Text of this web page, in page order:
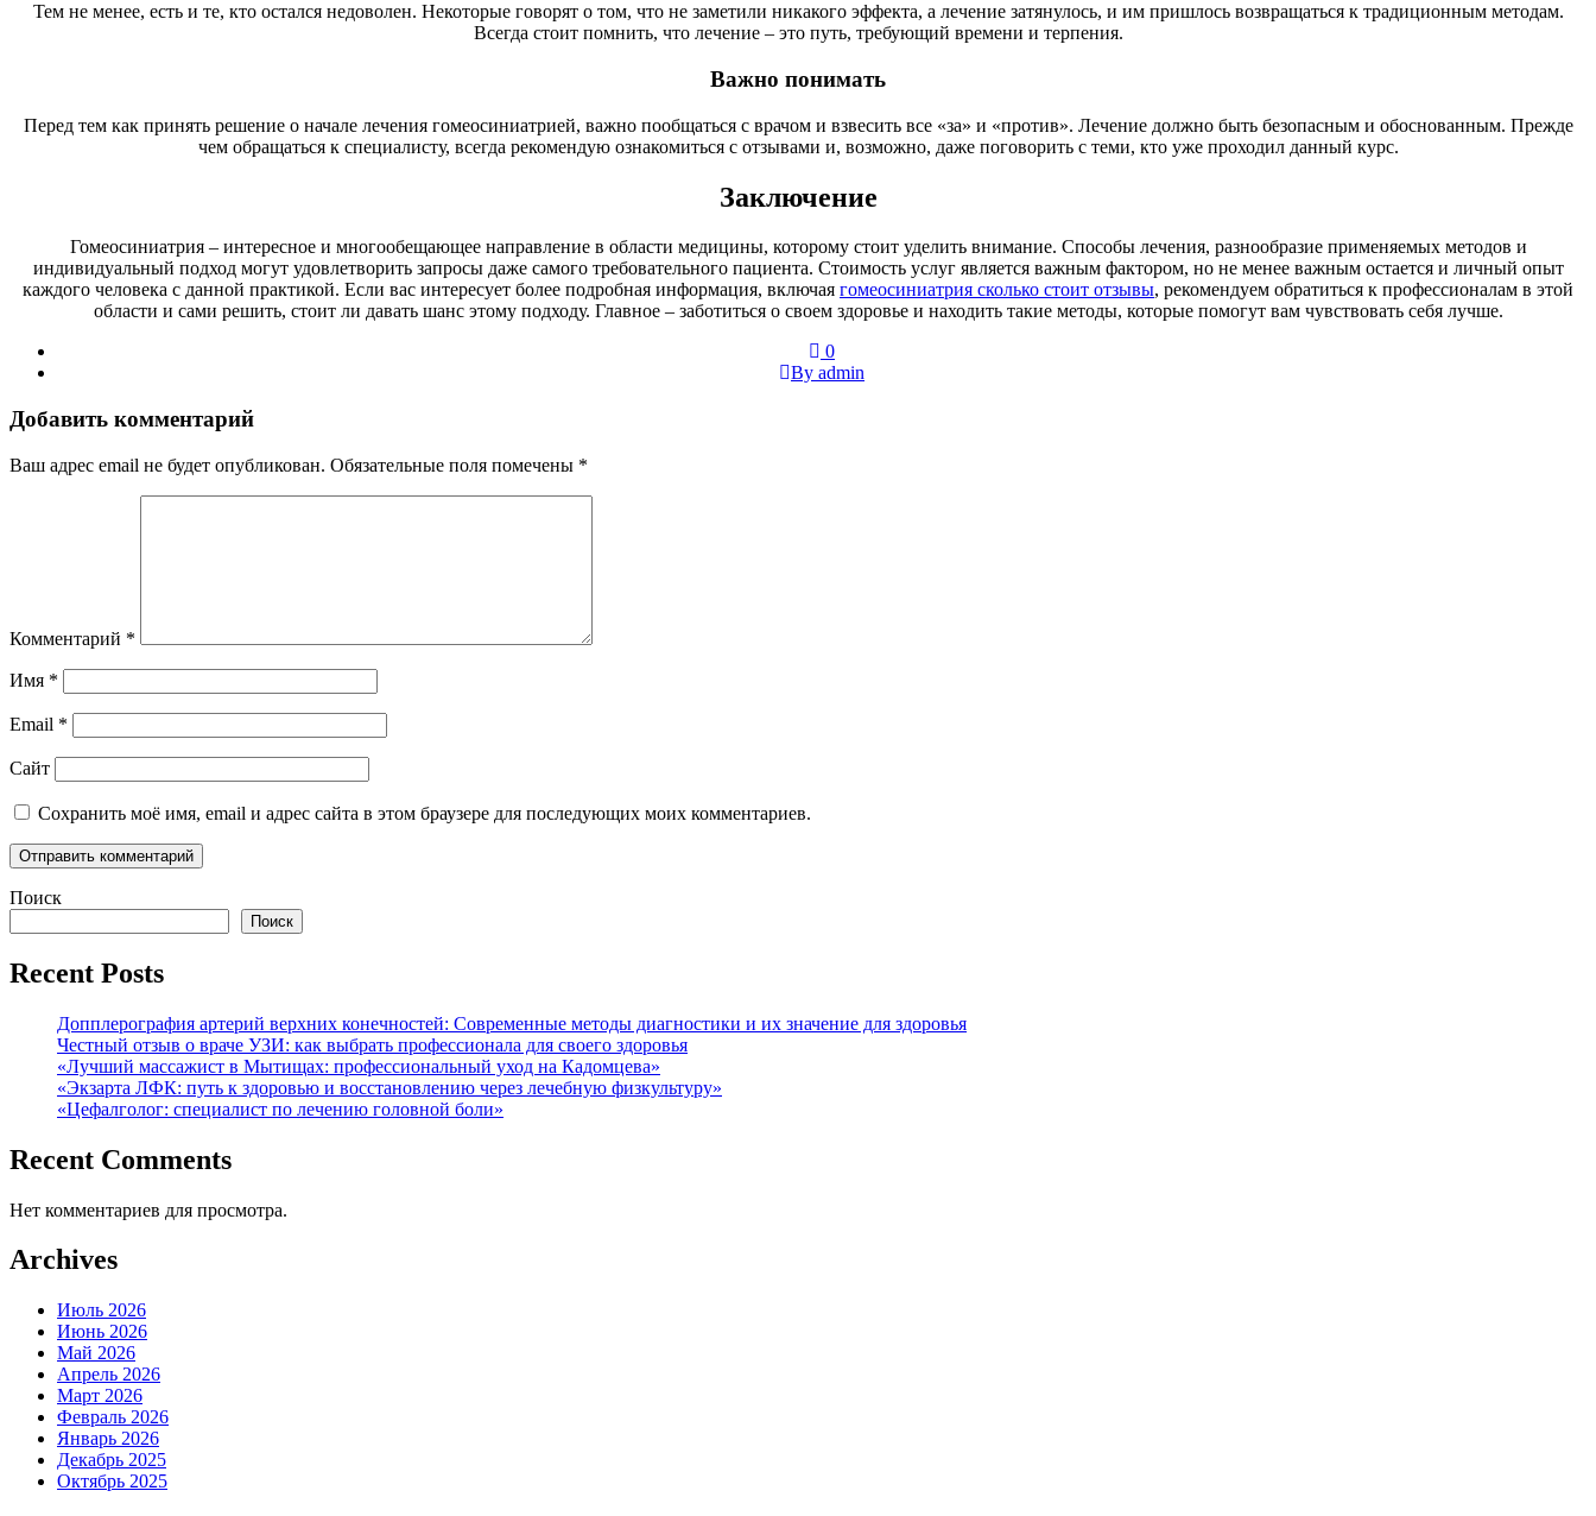
Тем не менее, есть и те, кто остался недоволен. Некоторые говорят о том, что не заметили никакого эффекта, а лечение затянулось, и им пришлось возвращаться к традиционным методам.
Всегда стоит помнить, что лечение – это путь, требующий времени и терпения.
Важно понимать
Перед тем как принять решение о начале лечения гомеосиниатрией, важно пообщаться с врачом и взвесить все «за» и «против». Лечение должно быть безопасным и обоснованным. Прежде
чем обращаться к специалисту, всегда рекомендую ознакомиться с отзывами и, возможно, даже поговорить с теми, кто уже проходил данный курс.
Заключение
Гомеосиниатрия – интересное и многообещающее направление в области медицины, которому стоит уделить внимание. Способы лечения, разнообразие применяемых методов и
индивидуальный подход могут удовлетворить запросы даже самого требовательного пациента. Стоимость услуг является важным фактором, но не менее важным остается и личный опыт
каждого человека с данной практикой. Если вас интересует более подробная информация, включая гомеосиниатрия сколько стоит отзывы, рекомендуем обратиться к профессионалам в этой
области и сами решить, стоит ли давать шанс этому подходу. Главное – заботиться о своем здоровье и находить такие методы, которые помогут вам чувствовать себя лучше.
0
By admin
Добавить комментарий
Ваш адрес email не будет опубликован. Обязательные поля помечены *
Комментарий *
Имя *
Email *
Сайт
Сохранить моё имя, email и адрес сайта в этом браузере для последующих моих комментариев.
Поиск
Поиск
Recent Posts
Допплерография артерий верхних конечностей: Современные методы диагностики и их значение для здоровья
Честный отзыв о враче УЗИ: как выбрать профессионала для своего здоровья
«Лучший массажист в Мытищах: профессиональный уход на Кадомцева»
«Экзарта ЛФК: путь к здоровью и восстановлению через лечебную физкультуру»
«Цефалголог: специалист по лечению головной боли»
Recent Comments
Нет комментариев для просмотра.
Archives
Июль 2026
Июнь 2026
Май 2026
Апрель 2026
Март 2026
Февраль 2026
Январь 2026
Декабрь 2025
Октябрь 2025